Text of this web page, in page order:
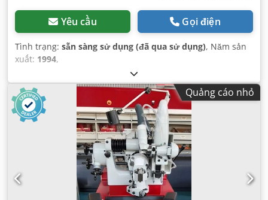
Yêu cầu Gọi điện
Tình trạng: sẵn sàng sử dụng (đã qua sử dụng), Năm sản
xuất: 1994,
Quảng cáo nhỏ